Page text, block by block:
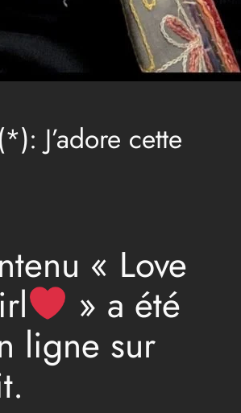
J’adore cette
« Love
» a été
ligne sur